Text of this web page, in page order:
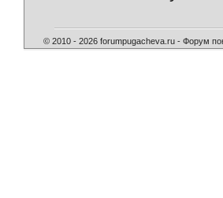
© 2010 - 2026 forumpugacheva.ru - Форум